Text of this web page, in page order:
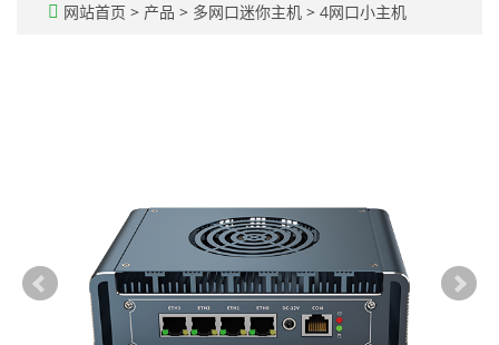
网站首页 > 产品 > 多网口迷你主机 > 4网口小主机